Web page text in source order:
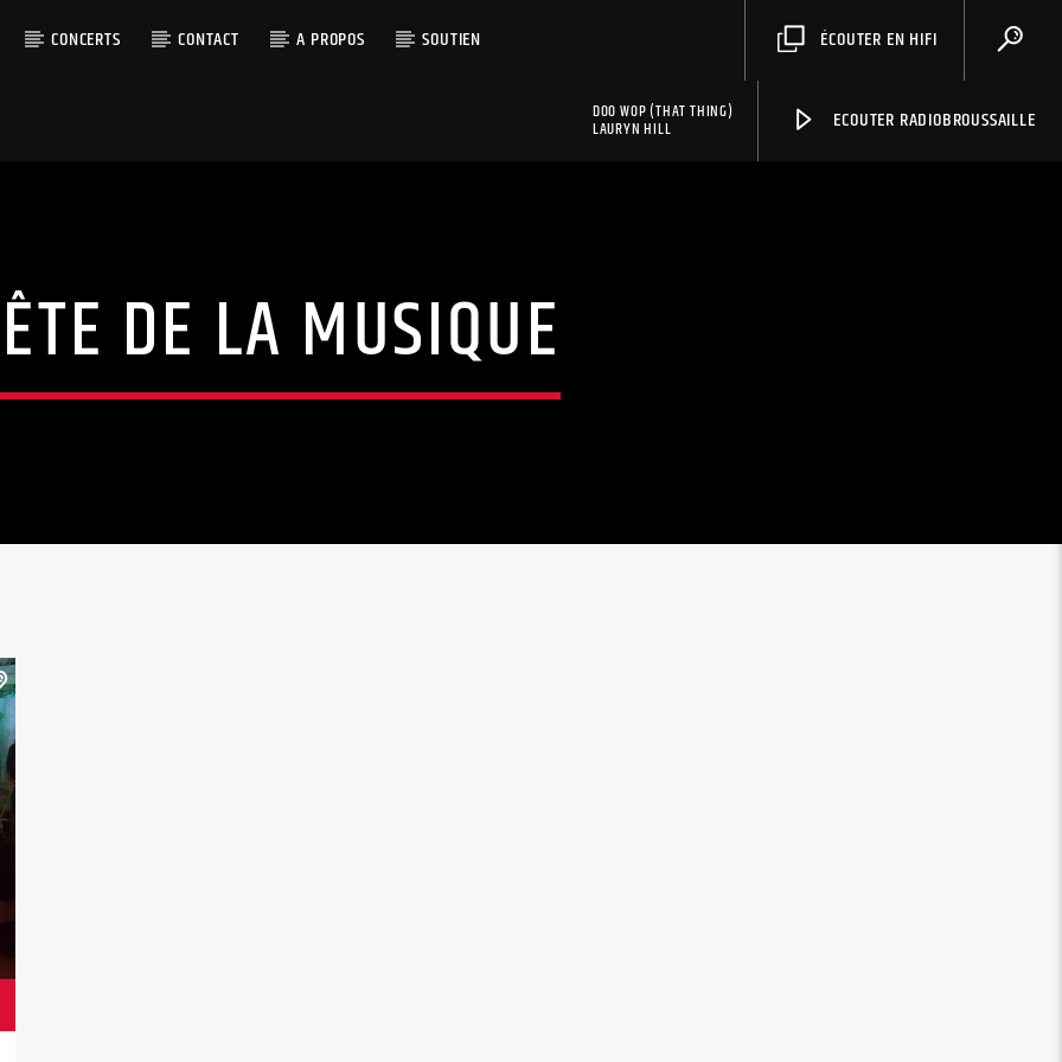
CONCERTS CONTACT A PROPOS SOUTIEN ÉCOUTER EN HIFI
ECOUTER RADIOBROUSSAILLE
DOO WOP (THAT THING)
LAURYN HILL
DE LA MUSIQUE